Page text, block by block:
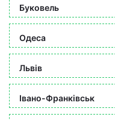
Буковель
Одеса
Львів
Івано-Франківськ